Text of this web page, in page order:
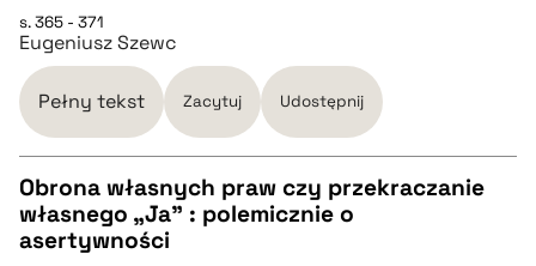
pobierz cytat
BIBTEX
pobierz cytat
s. 365 - 371
Eugeniusz Szewc
Pełny tekst Zacytuj Udostępnij
CZYSTY TEKST
Obrona własnych praw czy przekraczanie
własnego „Ja” : polemicznie o
asertywności